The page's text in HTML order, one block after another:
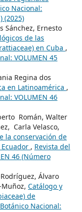
Nacional:
(2025)
Sánchez, Ernesto
de las
en Cuba ,
VOLUMEN 45
Regina dos
en Latinoamérica ,
VOLUMEN 46
Román, Walter
Carla Velasco,
la conservación de
, Revista del
46 (Número
Álvaro
Catálogo y
de
Nacional: